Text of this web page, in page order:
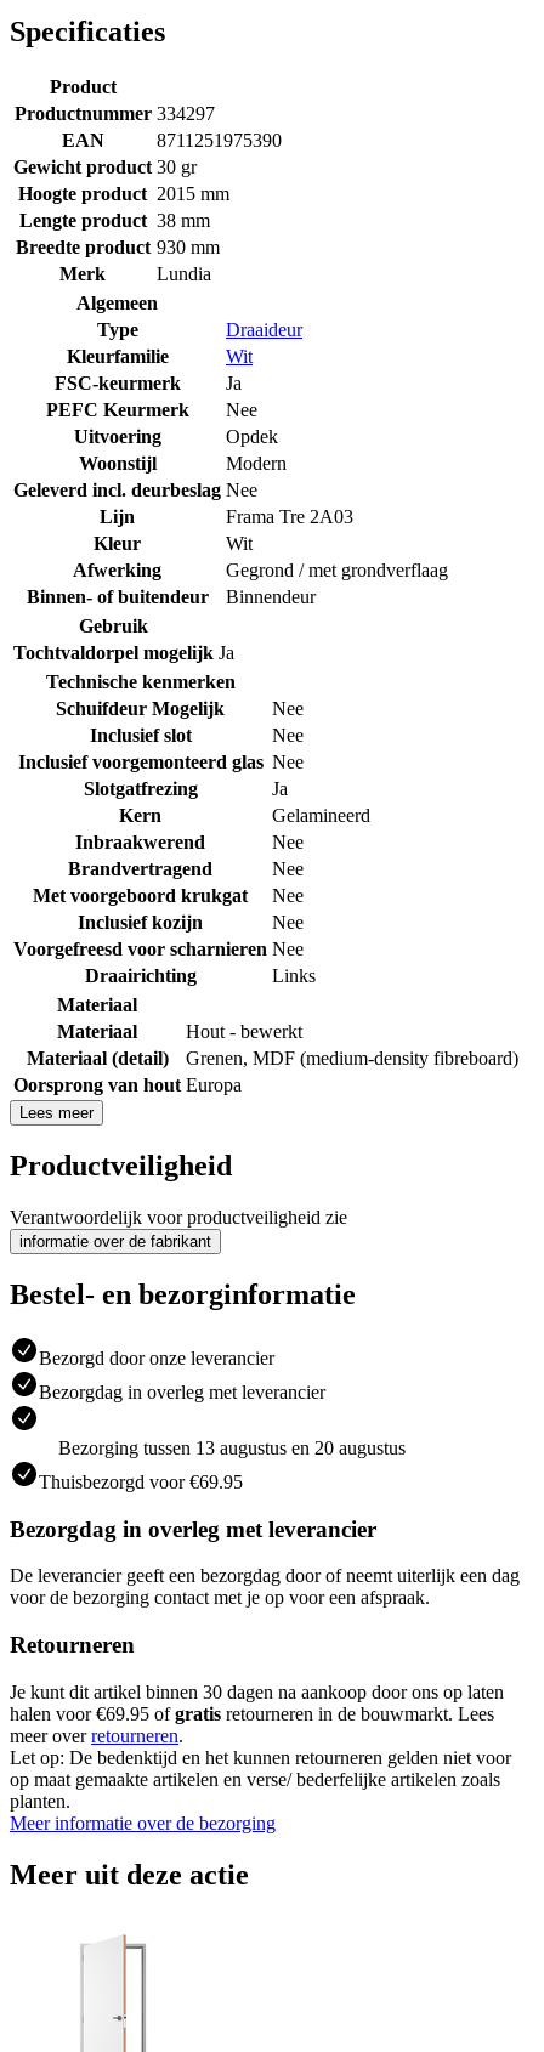
Specificaties
Product
Productnummer 334297
EAN
8711251975390
Gewicht product 30 gr
Hoogte product 2015 mm
Lengte product 38 mm
Breedte product 930 mm
Merk
Lundia
Algemeen
Type
Draaideur
Kleurfamilie
Wit
FSC-keurmerk
Ja
PEFC Keurmerk
Nee
Uitvoering
Opdek
Woonstijl
Modern
Geleverd incl. deurbeslag Nee
Lijn
Frama Tre 2A03
Kleur
Wit
Afwerking
Gegrond / met grondverflaag
Binnen- of buitendeur
Binnendeur
Gebruik
Tochtvaldorpel mogelijk Ja
Technische kenmerken
Schuifdeur Mogelijk
Nee
Inclusief slot
Nee
Inclusief voorgemonteerd glas Nee
Slotgatfrezing
Ja
Kern
Gelamineerd
Inbraakwerend
Nee
Brandvertragend
Nee
Met voorgeboord krukgat
Nee
Inclusief kozijn
Nee
Voorgefreesd voor scharnieren Nee
Draairichting
Links
Materiaal
Materiaal
Hout - bewerkt
Materiaal (detail)
Grenen, MDF (medium-density fibreboard)
Oorsprong van hout Europa
Lees meer
Productveiligheid
Verantwoordelijk voor productveiligheid zie
informatie over de fabrikant
Bestel- en bezorginformatie
Bezorgd door onze leverancier
Bezorgdag in overleg met leverancier
Bezorging tussen 13 augustus en 20 augustus
Thuisbezorgd voor €69.95
Bezorgdag in overleg met leverancier
De leverancier geeft een bezorgdag door of neemt uiterlijk een dag
voor de bezorging contact met je op voor een afspraak.
Retourneren
Je kunt dit artikel binnen 30 dagen na aankoop door ons op laten
halen voor €69.95 ofgratis retourneren in de bouwmarkt. Lees
meer overretourneren.
Let op: De bedenktijd en het kunnen retourneren gelden niet voor
op maat gemaakte artikelen en verse/ bederfelijke artikelen zoals
planten.
Meer informatie over de bezorging
Meer uit deze actie